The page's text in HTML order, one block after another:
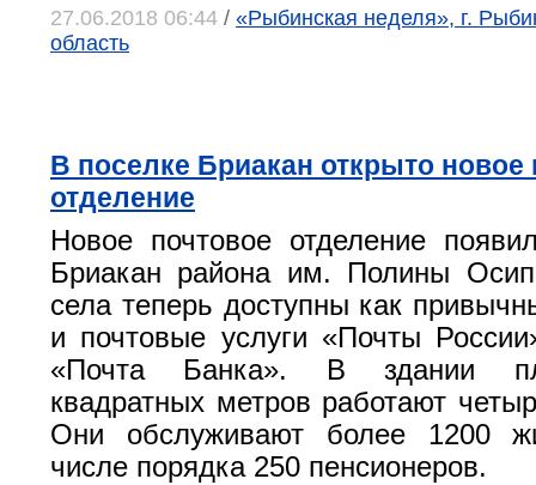
27.06.2018 06:44 / «Рыбинская неделя», г.
область
В поселке Бриакан открыто новое
отделение
Новое почтовое отделение
Бриакан района им. Полины
села теперь доступны как
и почтовые услуги «Почты
«Почта Банка». В здании
квадратных метров работают
Они обслуживают более 1200
числе порядка 250 пенсионеров.